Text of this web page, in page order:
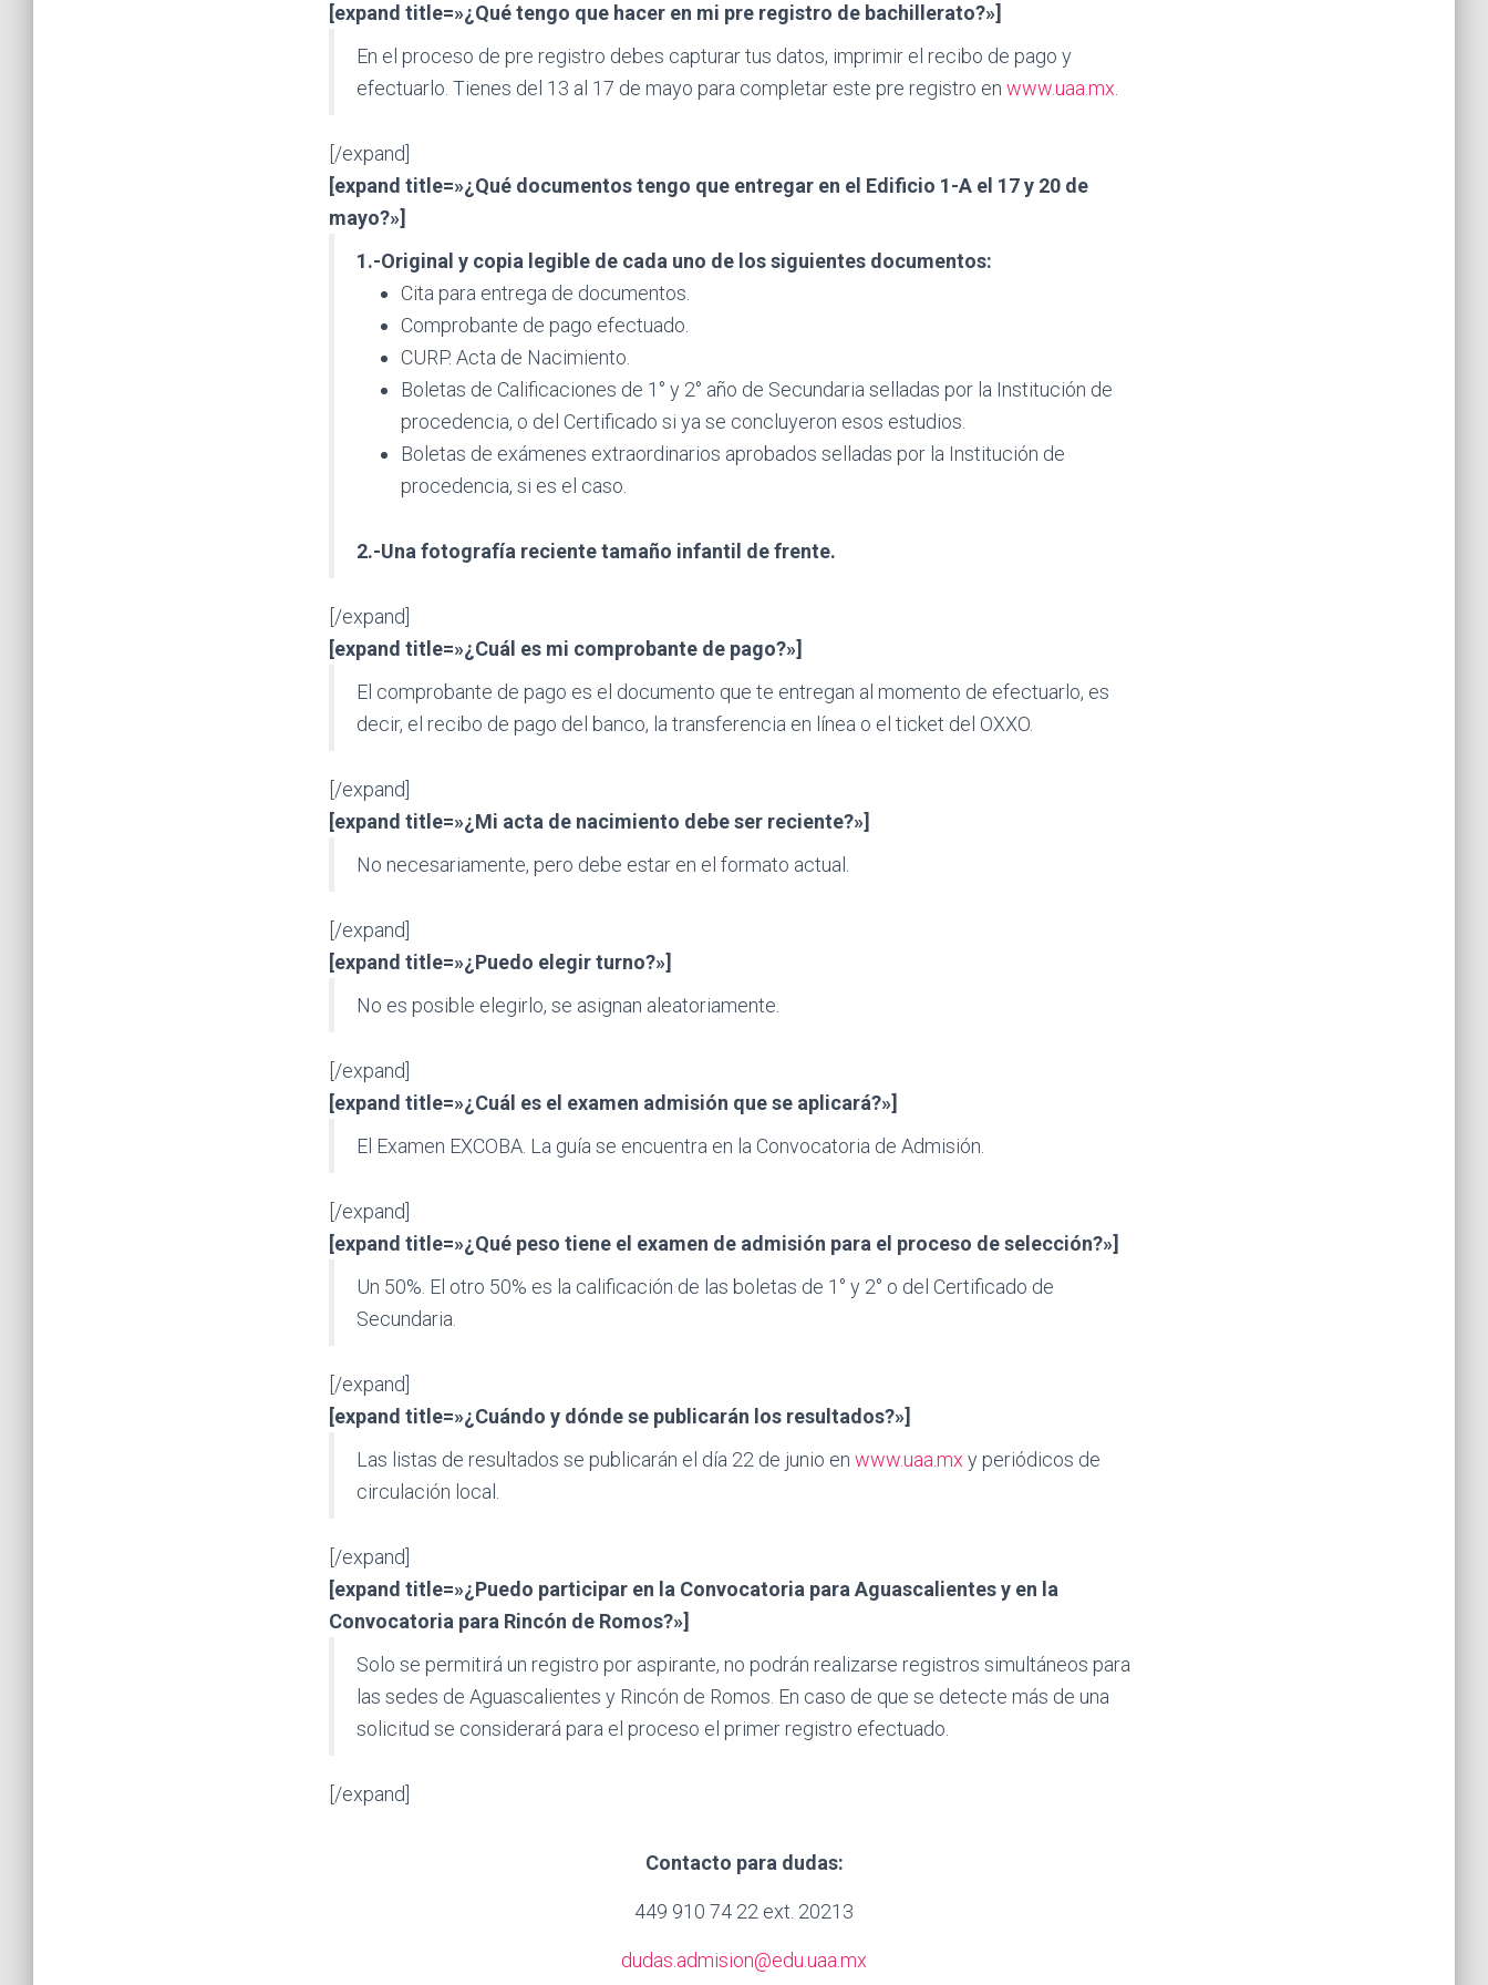
[expand title=»¿Qué tengo que hacer en mi pre registro de bachillerato?»]
En el proceso de pre registro debes capturar tus datos, imprimir el recibo de pago y
efectuarlo. Tienes del 13 al 17 de mayo para completar este pre registro en www.uaa.mx
[/expand]
[expand title=»¿Qué documentos tengo que entregar en el Edificio 1-A el 17 y 20 de
mayo?»]
1.-Original y copia legible de cada uno de los siguientes documentos:
Cita para entrega de documentos.
Comprobante de pago efectuado.
CURP. Acta de Nacimiento.
Boletas de Calificaciones de 1° y 2° año de Secundaria selladas por la Institución de
procedencia, o del Certificado si ya se concluyeron esos estudios.
Boletas de exámenes extraordinarios aprobados selladas por la Institución de
procedencia, si es el caso.
2.-Una fotografía reciente tamaño infantil de frente.
[/expand]
[expand title=»¿Cuál es mi comprobante de pago?»]
El comprobante de pago es el documento que te entregan al momento de efectuarlo, es
decir, el recibo de pago del banco, la transferencia en línea o el ticket del OXXO.
[/expand]
[expand title=»¿Mi acta de nacimiento debe ser reciente?»]
No necesariamente, pero debe estar en el formato actual.
[/expand]
[expand title=»¿Puedo elegir turno?»]
No es posible elegirlo, se asignan aleatoriamente.
[/expand]
[expand title=»¿Cuál es el examen admisión que se aplicará?»]
El Examen EXCOBA. La guía se encuentra en la Convocatoria de Admisión.
[/expand]
[expand title=»¿Qué peso tiene el examen de admisión para el proceso de selección?»]
Un 50%. El otro 50% es la calificación de las boletas de 1° y 2° o del Certificado de
Secundaria.
[/expand]
[expand title=»¿Cuándo y dónde se publicarán los resultados?»]
Las listas de resultados se publicarán el día 22 de junio en www.uaa.mx y periódicos de
circulación local.
[/expand]
[expand title=»¿Puedo participar en la Convocatoria para Aguascalientes y en la
Convocatoria para Rincón de Romos?»]
Solo se permitirá un registro por aspirante, no podrán realizarse registros simultáneos para
las sedes de Aguascalientes y Rincón de Romos. En caso de que se detecte más de una
solicitud se considerará para el proceso el primer registro efectuado.
[/expand]
Contacto para dudas:
449 910 74 22 ext. 20213
dudas.admision@edu.uaa.mx